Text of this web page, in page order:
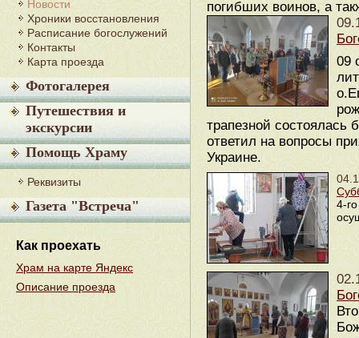
Новости
Хроники восстановления
Расписание богослужений
Контакты
Карта проезда
Фотогалерея
Путешествия и
экскурсии
Помощь Храму
Реквизиты
Газета "Встреча"
Как проехать
Храм на карте Яндекс
Описание проезда
погибших воинов, а
09
трапезной состоялась
ответил на вопросы
Украине.
4-